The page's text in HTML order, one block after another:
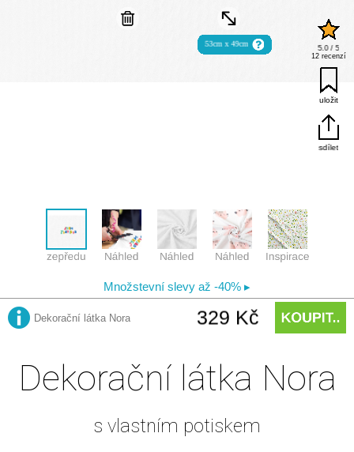
Dekorační látka Nora
s vlastním potiskem